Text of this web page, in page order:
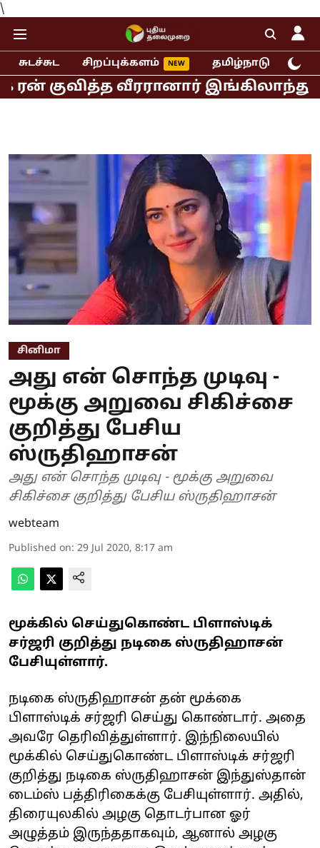
\
சுடச்சுட சிறப்புக்களம் தமிழ்நாடு
வீரரானார் இங்கிலாந்து ஜோஸ்
சினிமா
அது என் சொந்த முடிவு -
மூக்கு அறுவை சிகிச்சை
குறித்து பேசிய
ஸ்ருதிஹாசன்
அது என் சொந்த முடிவு - மூக்கு அறுவை
சிகிச்சை குறித்து பேசிய ஸ்ருதிஹாசன்
webteam
Published on: 29 Jul 2020, 8:17 am
மூக்கில் செய்துகொண்ட பிளாஸ்டிக்
சர்ஜரி குறித்து நடிகை ஸ்ருதிஹாசன்
பேசியுள்ளார்.
நடிகை ஸ்ருதிஹாசன் தன் மூக்கை
பிளாஸ்டிக் சர்ஜரி செய்து கொண்டார். அதை
அவரே தெரிவித்துள்ளார். இந்நிலையில்
மூக்கில் செய்துகொண்ட பிளாஸ்டிக் சர்ஜரி
குறித்து நடிகை ஸ்ருதிஹாசன் இந்துஸ்தான்
டைம்ஸ் பத்திரிகைக்கு பேசியுள்ளார். அதில்,
திரையுலகில் அழகு தொடர்பான ஓர்
அழுத்தம் இருந்ததாகவும், ஆனால் அழகு